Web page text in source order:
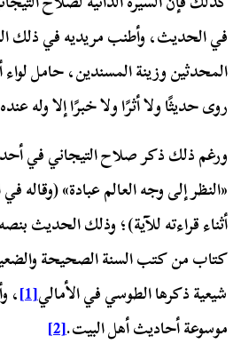
في الحديث، وأطنب مريديه في ذلك
المحدثين وزينة المسندين، حامل لواء
روى حديثًا ولا أثرًا ولا خبرًا إلا وله
ورغم ذلك ذكر صلاح التيجاني في
«النظر إلى وجه العالم عبادة» (وقاله
أثناء قراءته للآية)؛ وذلك الحديث
كتاب من كتب السنة الصحيحة
شيعية ذكرها الطوسي في الأمالي[1] ،
موسوعة أحاديث أهل البيت.[2]